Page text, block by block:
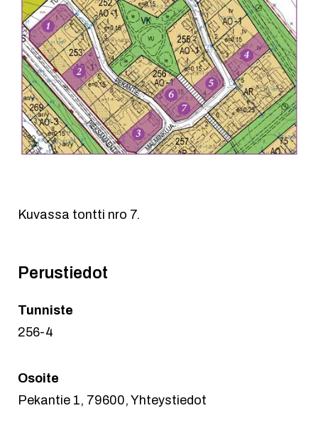
Kuvassa tontti nro 7.
Perustiedot
Tunniste
256-4
Osoite
Pekantie 1, 79600, Yhteystiedot